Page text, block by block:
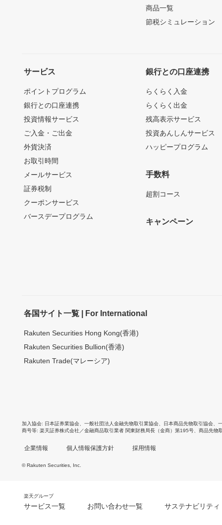
商品一覧
節税シミュレーション
サービス
ポイントプログラム
銀行との口座連携
投資情報サービス
ご入金・ご出金
外貨決済
お取引時間
メールサービス
証券税制
クーポンサービス
バースデープログラム
銀行との口座連携
らくらく入金
らくらく出金
残高表示サービス
投資あんしんサービス
ハッピープログラム
手数料
超割コース
キャンペーン
各国サイト一覧 | For International
Rakuten Securities Hong Kong(香港)
Rakuten Securities Bullion(香港)
Rakuten Trade(マレーシア)
加入協会 日本証券業協会 一般社団法人金融先物取引業協会 日本商品先物取引協会
商号等 楽天証券株式会社／金融商品取引業者 関東財務局長（金商）第195号、商品先物
企業情報 個人情報保護方針 採用情報
© Rakuten Securities, Inc.
楽天グループ
サービス一覧 お問い合わせ一覧 サステナビリティ